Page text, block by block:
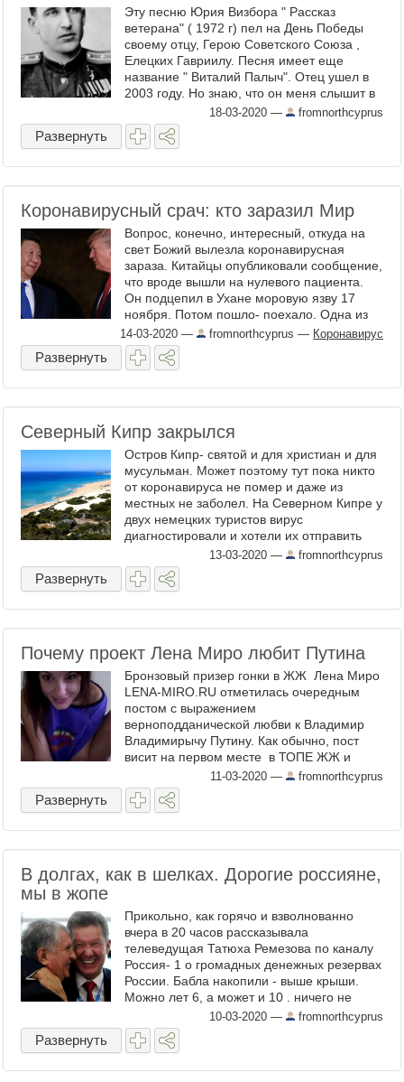
Эту песню Юрия Визбора " Рассказ
ветерана" ( 1972 г) пел на День Победы
своему отцу, Герою Советского Союза ,
Елецких Гавриилу. Песня имеет еще
название " Виталий Палыч". Отец ушел в
2003 году. Но знаю, что он меня слышит в
Жизни вечной. Поэтому пою песню не
только в ...
18-03-2020 — fromnorthcyprus
Развернуть
Коронавирусный срач: кто заразил Мир
Вопрос, конечно, интересный, откуда на
свет Божий вылезла коронавирусная
зараза. Китайцы опубликовали сообщение,
что вроде вышли на нулевого пациента.
Он подцепил в Ухане моровую язву 17
ноября. Потом пошло- поехало. Одна из
версий- что на свободу коронавирус
вырвался из одной ...
14-03-2020 — fromnorthcyprus — Коронавирус
Развернуть
Северный Кипр закрылся
Остров Кипр- святой и для христиан и для
мусульман. Может поэтому тут пока никто
от коронавируса не помер и даже из
местных не заболел. На Северном Кипре у
двух немецких туристов вирус
диагностировали и хотели их отправить
вместе со товарищами обратно к Ангеле
Меркель. Но немцы ...
13-03-2020 — fromnorthcyprus
Развернуть
Почему проект Лена Миро любит Путина
Бронзовый призер гонки в ЖЖ Лена Миро
LENA-MIRO.RU отметилась очередным
постом с выражением
верноподданической любви к Владимир
Владимирычу Путину. Как обычно, пост
висит на первом месте в ТОПЕ ЖЖ и
никуда не собирается ) Вроде ничего
странного. Президента ...
11-03-2020 — fromnorthcyprus
Развернуть
В долгах, как в шелках. Дорогие россияне,
мы в жопе
Прикольно, как горячо и взволнованно
вчера в 20 часов рассказывала
телеведущая Татюха Ремезова по каналу
Россия- 1 о громадных денежных резервах
России. Бабла накопили - выше крыши.
Можно лет 6, а может и 10 . ничего не
делать и тока плевать в потолок, спокойно
проедая ...
10-03-2020 — fromnorthcyprus
Развернуть